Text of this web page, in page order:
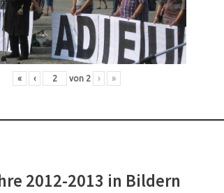
« ‹ von 2 › »
2012-2013 in Bildern